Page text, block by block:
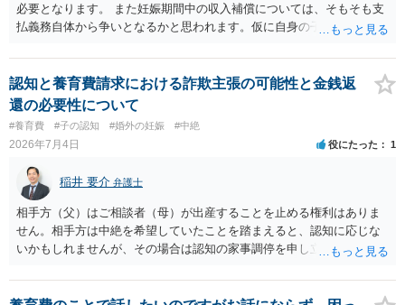
必要となります。 また妊娠期間中の収入補償については、そもそも支
払義務自体から争いとなるかと思われます。仮に自身の子であったと
相手に弁護士がついているということであれば、依頼をするかしない
かは別として一度ご自身も個別に弁護士に相談をされたほうが良いで
しょう。
認知と養育費請求における詐欺主張の可能性と金銭返
還の必要性について
#養育費 #子の認知 #婚外の妊娠 #中絶
2026年7月4日 役にたった 1
稲井 要介 弁護士
相手方（父）はご相談者（母）が出産することを止める権利はありま
せん。相手方は中絶を希望していたことを踏まえると、認知に応じな
いかもしれませんが、その場合は認知の家事調停を申し立てることに
方に返還すべきものです。